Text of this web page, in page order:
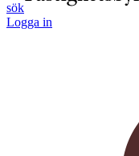
sök
Logga in